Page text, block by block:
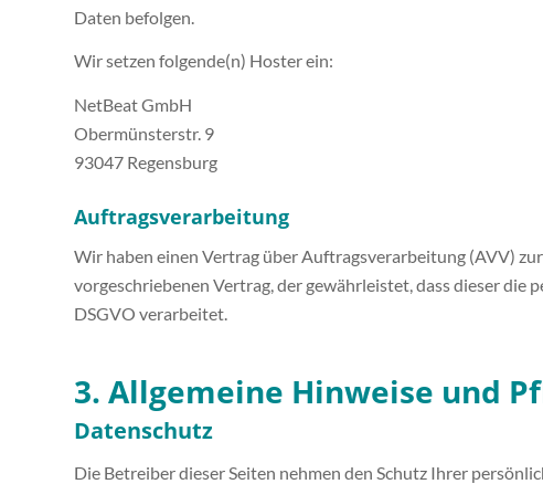
Daten befolgen.
Wir setzen folgende(n) Hoster ein:
NetBeat GmbH
Obermünsterstr. 9
93047 Regensburg
Auftragsverarbeitung
Wir haben einen Vertrag über Auftragsverarbeitung (AVV)
vorgeschriebenen Vertrag, der gewährleistet, dass dieser
DSGVO verarbeitet.
3. Allgemeine Hinweise und
Datenschutz
Die Betreiber dieser Seiten nehmen den Schutz Ihrer